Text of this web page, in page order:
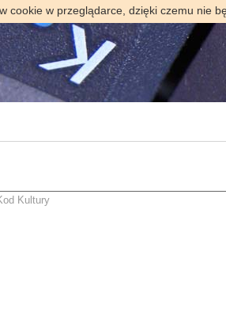
cookie w przeglądarce, dzięki czemu nie
Kultury